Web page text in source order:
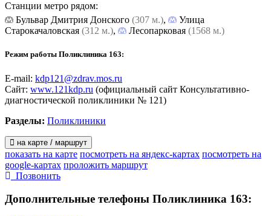
Станции метро рядом:
Бульвар Дмитрия Донского (307 м.),
Улица
Старокачаловская (312 м.), Лесопарковая (1568 м.)
Режим работы Поликлиника 163:
E-mail: kdp121@zdrav.mos.ru
Сайт: www.121kdp.ru (официальный сайт Консультативно-
диагностической поликлиники № 121)
Разделы: Поликлиники
на карте / маршрут
показать на карте посмотреть на яндекс-картах посмотреть на
google-картах проложить маршрут
Позвонить
Дополнительные телефоны Поликлиника 163: